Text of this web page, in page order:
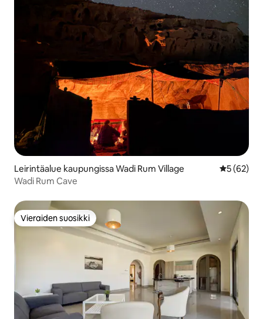
Leirintäalue kaupungissa Wadi Rum Village
5 (62)
Wadi Rum Cave
Vieraiden suosikki
Vieraiden suosikki